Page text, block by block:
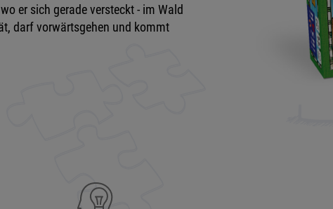
er sich gerade versteckt - im Wald
darf vorwärtsgehen und kommt